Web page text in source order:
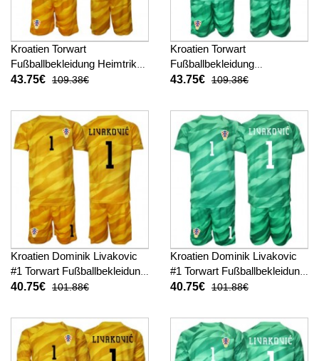
Kroatien Torwart
Fußballbekleidung Heimtrikot
Kinder WM 2026 Langarm (+
43.75€ 109.38€
Kroatien Torwart
Fußballbekleidung
Auswärtstrikot Kinder WM
hosen)
43.75€ 109.38€
Kroatien Dominik Livakovic
#1 Torwart Fußballbekleidung
Heimtrikot Kinder WM 2026
40.75€ 101.88€
Kroatien Dominik Livakovic
#1 Torwart Fußballbekleidung
Auswärtstrikot Kinder WM
hosen)
40.75€ 101.88€